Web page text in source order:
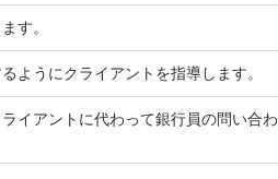
す。
ようにクライアントを指導します。
イアントに代わって銀行員の問い合